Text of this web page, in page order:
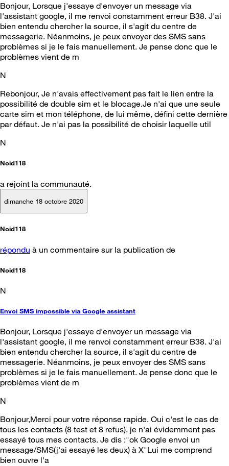
Bonjour, Lorsque j'essaye d'envoyer un message via
l'assistant google, il me renvoi constamment erreur B38. J'ai
bien entendu chercher la source, il s'agit du centre de
messagerie. Néanmoins, je peux envoyer des SMS sans
problèmes si je le fais manuellement. Je pense donc que le
problèmes vient de m
N
Rebonjour, Je n'avais effectivement pas fait le lien entre la
possibilité de double sim et le blocage.Je n'ai que une seule
carte sim et mon téléphone, de lui même, défini cette dernière
par défaut. Je n'ai pas la possibilité de choisir laquelle util
N
Noid118
a rejoint la communauté.
dimanche 18 octobre 2020
Noid118
répondu à un commentaire sur la publication de
Noid118
N
Envoi SMS impossible via Google assistant
Bonjour, Lorsque j'essaye d'envoyer un message via
l'assistant google, il me renvoi constamment erreur B38. J'ai
bien entendu chercher la source, il s'agit du centre de
messagerie. Néanmoins, je peux envoyer des SMS sans
problèmes si je le fais manuellement. Je pense donc que le
problèmes vient de m
N
Bonjour,Merci pour votre réponse rapide. Oui c'est le cas de
tous les contacts (8 test et 8 refus), je n'ai évidemment pas
essayé tous mes contacts. Je dis :"ok Google envoi un
message/SMS(j'ai essayé les deux) à X"Lui me comprend
bien ouvre l'a